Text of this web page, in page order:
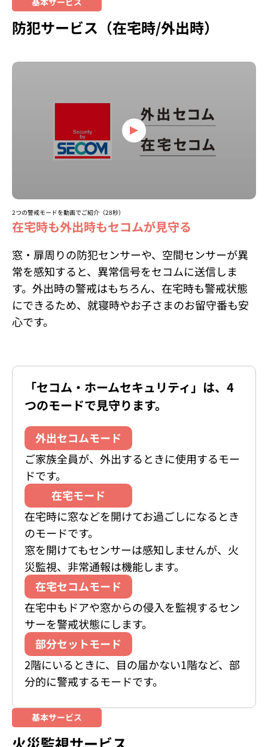
防犯サービス （在宅時/外出時）
2つの警戒モードを動画でご紹介（28秒）
在宅時も外出時もセコムが見守る
窓・扉周りの防犯センサーや、空間センサーが異
常を感知すると、異常信号をセコムに送信しま
す。外出時の警戒はもちろん、在宅時も警戒状態
にできるため、就寝時やお子さまのお留守番も安
心です。
「セコム・ホームセキュリティ」は、 4
つのモードで見守ります。
外出セコムモード
ご家族全員が、外出するときに使用するモー
ドです。
在宅モード
在宅時に窓などを開けてお過ごしになるとき
のモードです。
窓を開けてもセンサーは感知しませんが、火
災監視、非常通報は機能します。
在宅セコムモード
在宅中もドアや窓からの侵入を監視するセン
サーを警戒状態にします。
部分セットモード
2階にいるときに、目の届かない1階など、部
分的に警戒するモードです。
基本サービス